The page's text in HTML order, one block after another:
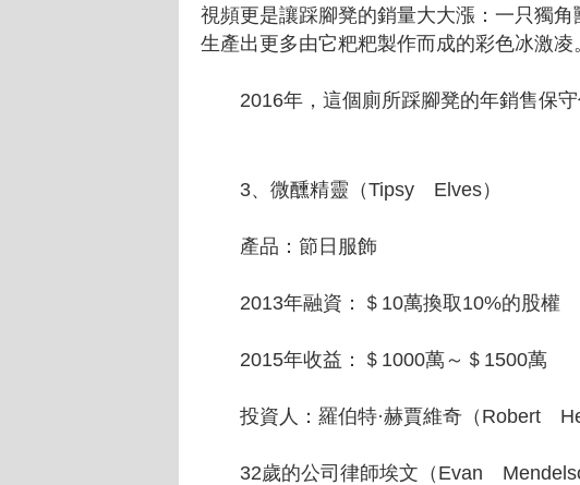
視頻更是讓踩腳凳的銷量大大漲：一只獨
生產出更多由它粑粑製作而成的彩色冰激凌
2016年，這個廁所踩腳凳的年銷售保守
3、微醺精靈（Tipsy Elves）
產品：節日服飾
2013年融資：＄10萬換取10%的股權
2015年收益：＄1000萬～＄1500萬
投資人：羅伯特·赫賈維奇（Robert
32歲的公司律師埃文（Evan